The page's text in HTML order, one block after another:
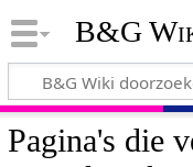
B&G
Pagina's die